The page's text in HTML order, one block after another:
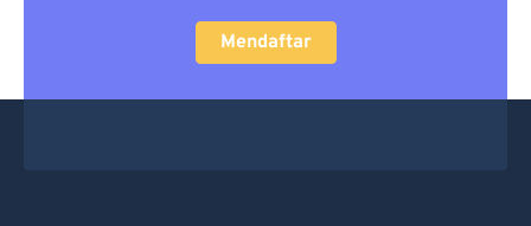
Mendaftar